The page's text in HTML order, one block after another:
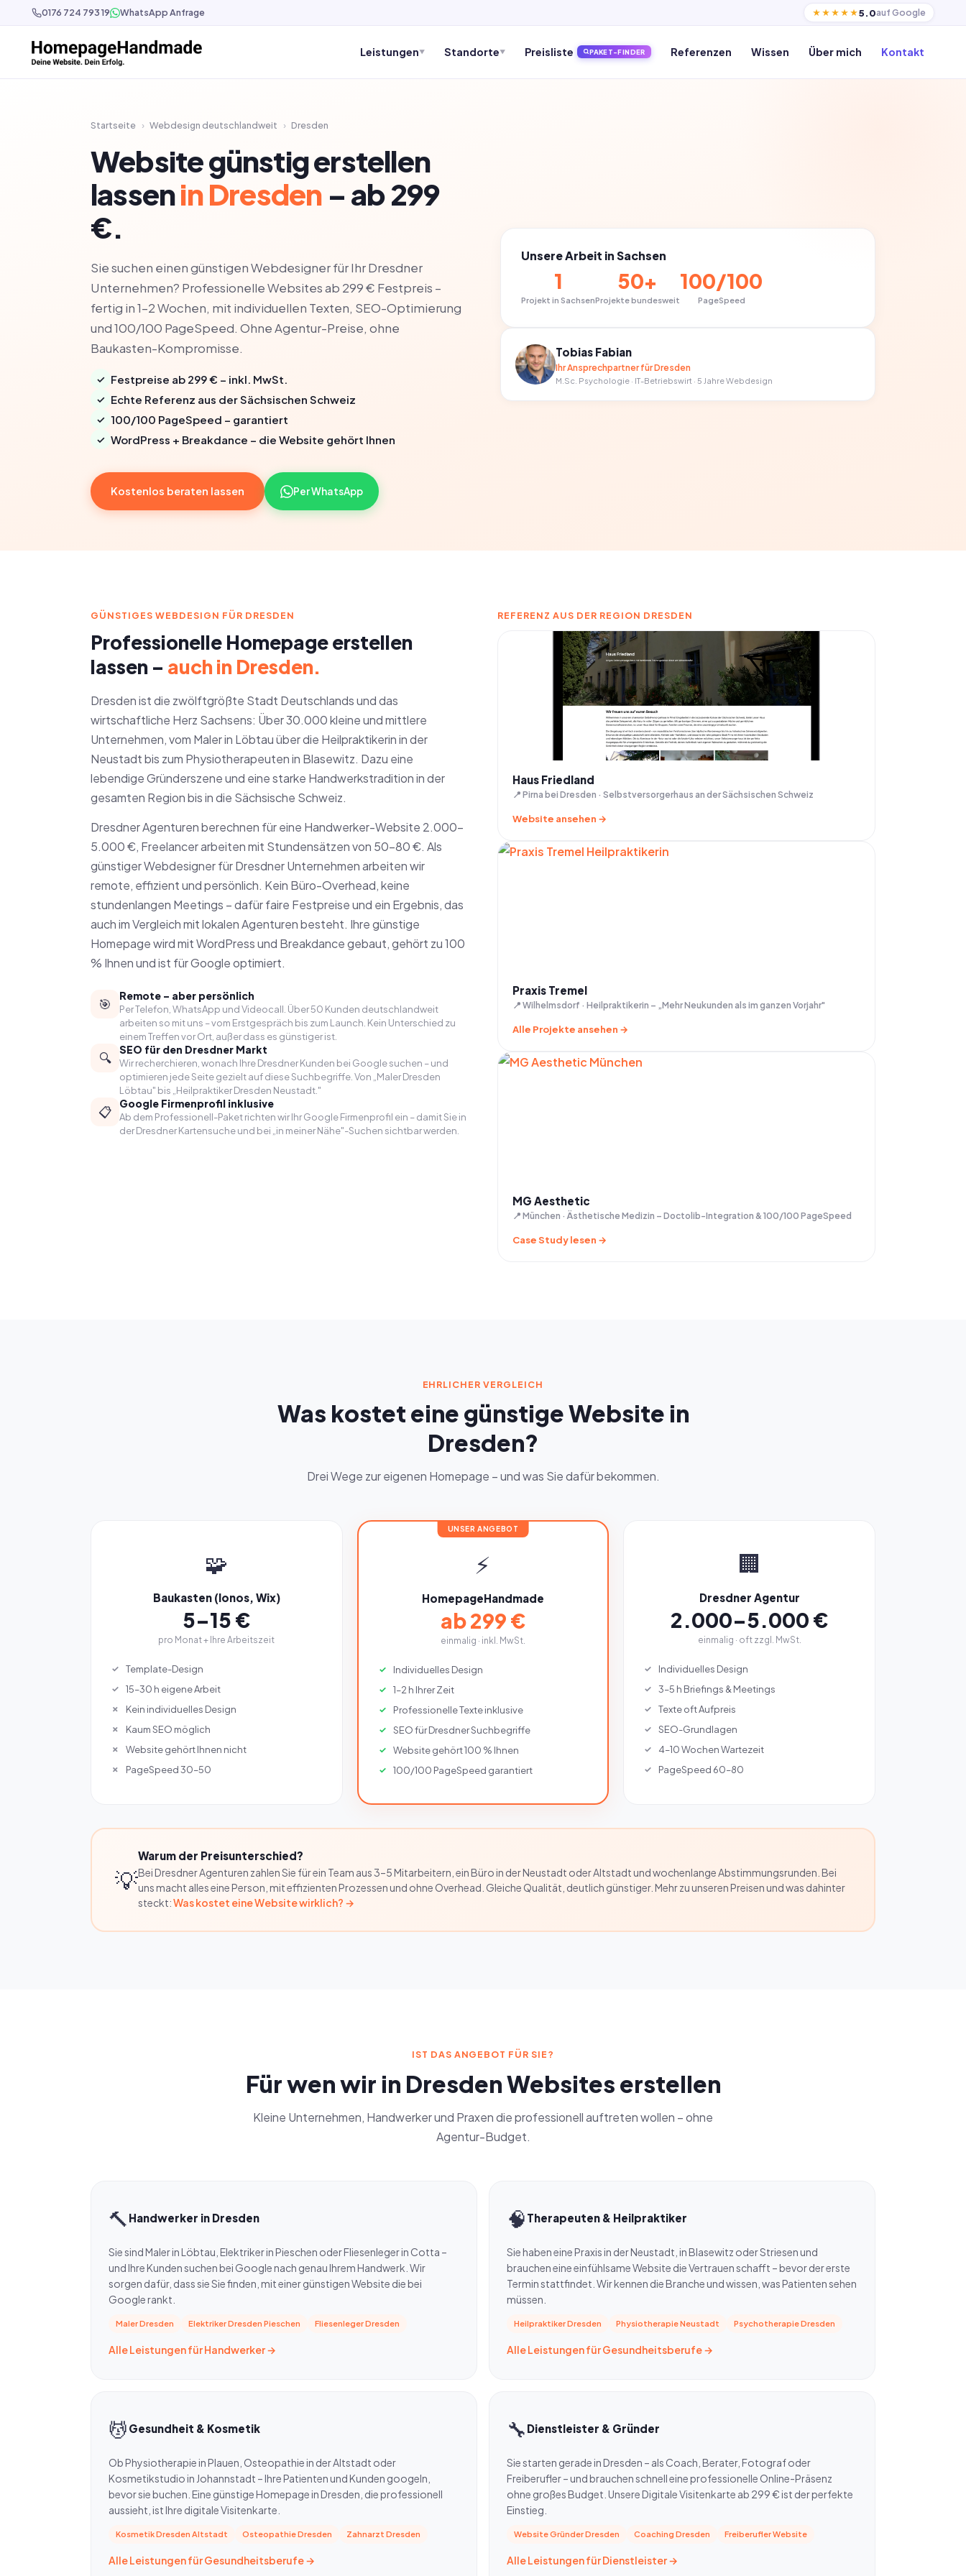
0176 724 793 19 WhatsApp Anfrage ★★★★★5.0auf Google
Leistungen ▼ Standorte ▼ Preisliste PAKET-FINDER Referenzen Wissen Über mich Kontakt
Startseite › Webdesign deutschlandweit › Dresden
Website günstig erstellen
lassenin Dresden – ab 299
€.
Sie suchen einen günstigen Webdesigner für Ihr Dresdner
Unternehmen? Professionelle Websites ab 299 € Festpreis –
fertig in 1–2 Wochen, mit individuellen Texten, SEO-Optimierung
und 100/100 PageSpeed. Ohne Agentur-Preise, ohne
Baukasten-Kompromisse.
✓ Festpreise ab 299 € – inkl. MwSt.
✓ Echte Referenz aus der Sächsischen Schweiz
✓ 100/100 PageSpeed – garantiert
✓ WordPress + Breakdance – die Website gehört Ihnen
Kostenlos beraten lassen Per WhatsApp
Unsere Arbeit in Sachsen
1
Projekt in Sachsen
50+
Projekte bundesweit
100/100
PageSpeed
Tobias Fabian
Ihr Ansprechpartner für Dresden
M.Sc. Psychologie · IT-Betriebswirt · 5 Jahre Webdesign
GÜNSTIGES WEBDESIGN FÜR DRESDEN
Professionelle Homepage erstellen
lassen – auch in Dresden.
Dresden ist die zwölftgrößte Stadt Deutschlands und das
wirtschaftliche Herz Sachsens: Über 30.000 kleine und mittlere
Unternehmen, vom Maler in Löbtau über die Heilpraktikerin in der
Neustadt bis zum Physiotherapeuten in Blasewitz. Dazu eine
lebendige Gründerszene und eine starke Handwerkstradition in der
gesamten Region bis in die Sächsische Schweiz.
Dresdner Agenturen berechnen für eine Handwerker-Website 2.000–
5.000 €, Freelancer arbeiten mit Stundensätzen von 50–80 €. Als
günstiger Webdesigner für Dresdner Unternehmen arbeiten wir
remote, effizient und persönlich. Kein Büro-Overhead, keine
stundenlangen Meetings – dafür faire Festpreise und ein Ergebnis, das
auch im Vergleich mit lokalen Agenturen besteht. Ihre günstige
Homepage wird mit WordPress und Breakdance gebaut, gehört zu 100
% Ihnen und ist für Google optimiert.
🎯 Remote – aber persönlich
Per Telefon, WhatsApp und Videocall. Über 50 Kunden deutschlandweit
arbeiten so mit uns – vom Erstgespräch bis zum Launch. Kein Unterschied zu
einem Treffen vor Ort, außer dass es günstiger ist.
🔍 SEO für den Dresdner Markt
Wir recherchieren, wonach Ihre Dresdner Kunden bei Google suchen – und
optimieren jede Seite gezielt auf diese Suchbegriffe. Von „Maler Dresden
Löbtau" bis „Heilpraktiker Dresden Neustadt."
📋 Google Firmenprofil inklusive
Ab dem Professionell-Paket richten wir Ihr Google Firmenprofil ein – damit Sie in
der Dresdner Kartensuche und bei „in meiner Nähe"-Suchen sichtbar werden.
REFERENZ AUS DER REGION DRESDEN
Haus Friedland
📍 Pirna bei Dresden · Selbstversorgerhaus an der Sächsischen Schweiz
Website ansehen →
Praxis Tremel
📍 Wilhelmsdorf · Heilpraktikerin – „Mehr Neukunden als im ganzen Vorjahr"
Alle Projekte ansehen →
MG Aesthetic
📍 München · Ästhetische Medizin – Doctolib-Integration & 100/100 PageSpeed
Case Study lesen →
EHRLICHER VERGLEICH
Was kostet eine günstige Website in
Dresden?
Drei Wege zur eigenen Homepage – und was Sie dafür bekommen.
🧩
Baukasten (Ionos, Wix)
5–15 €
pro Monat + Ihre Arbeitszeit
Template-Design
15–30 h eigene Arbeit
Kein individuelles Design
Kaum SEO möglich
Website gehört Ihnen nicht
PageSpeed 30–50
UNSER ANGEBOT
⚡
HomepageHandmade
ab 299 €
einmalig · inkl. MwSt.
Individuelles Design
1–2 h Ihrer Zeit
Professionelle Texte inklusive
SEO für Dresdner Suchbegriffe
Website gehört 100 % Ihnen
100/100 PageSpeed garantiert
🏢
Dresdner Agentur
2.000–5.000 €
einmalig · oft zzgl. MwSt.
Individuelles Design
3–5 h Briefings & Meetings
Texte oft Aufpreis
SEO-Grundlagen
4–10 Wochen Wartezeit
PageSpeed 60–80
💡
Warum der Preisunterschied?
Bei Dresdner Agenturen zahlen Sie für ein Team aus 3–5 Mitarbeitern, ein Büro in der Neustadt oder Altstadt und wochenlange Abstimmungsrunden. Bei
uns macht alles eine Person, mit effizienten Prozessen und ohne Overhead. Gleiche Qualität, deutlich günstiger. Mehr zu unseren Preisen und was dahinter
steckt:Was kostet eine Website wirklich? →
IST DAS ANGEBOT FÜR SIE?
Für wen wir in Dresden Websites erstellen
Kleine Unternehmen, Handwerker und Praxen die professionell auftreten wollen – ohne
Agentur-Budget.
🔨 Handwerker in Dresden
Sie sind Maler in Löbtau, Elektriker in Pieschen oder Fliesenleger in Cotta –
und Ihre Kunden suchen bei Google nach genau Ihrem Handwerk. Wir
sorgen dafür, dass sie Sie finden, mit einer günstigen Website die bei
Google rankt.
Maler Dresden Elektriker Dresden Pieschen Fliesenleger Dresden
Alle Leistungen für Handwerker →
🧠 Therapeuten & Heilpraktiker
Sie haben eine Praxis in der Neustadt, in Blasewitz oder Striesen und
brauchen eine einfühlsame Website die Vertrauen schafft – bevor der erste
Termin stattfindet. Wir kennen die Branche und wissen, was Patienten sehen
müssen.
Heilpraktiker Dresden Physiotherapie Neustadt Psychotherapie Dresden
Alle Leistungen für Gesundheitsberufe →
💆 Gesundheit & Kosmetik
Ob Physiotherapie in Plauen, Osteopathie in der Altstadt oder
Kosmetikstudio in Johannstadt – Ihre Patienten und Kunden googeln,
bevor sie buchen. Eine günstige Homepage in Dresden, die professionell
aussieht, ist Ihre digitale Visitenkarte.
Kosmetik Dresden Altstadt Osteopathie Dresden Zahnarzt Dresden
Alle Leistungen für Gesundheitsberufe →
🔧 Dienstleister & Gründer
Sie starten gerade in Dresden – als Coach, Berater, Fotograf oder
Freiberufler – und brauchen schnell eine professionelle Online-Präsenz
ohne großes Budget. Unsere Digitale Visitenkarte ab 299 € ist der perfekte
Einstieg.
Website Gründer Dresden Coaching Dresden Freiberufler Website
Alle Leistungen für Dienstleister →